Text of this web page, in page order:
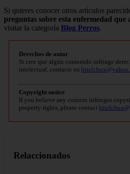
Si quieres conocer otros artículos
preguntas sobre esta enfermedad que
visitar la categoría Blog Perros.
Derechos de autor
Si cree que algún contenido infringe
intelectual, contacte en
Copyright notice
If you believe any content infringes
property rights, please contact
Relaccionados